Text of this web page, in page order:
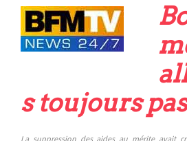
s toujours
La suppression des aides au mérite avait